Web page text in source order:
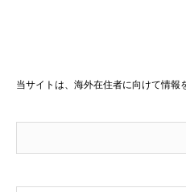
当サイトは、海外在住者に向けて情報